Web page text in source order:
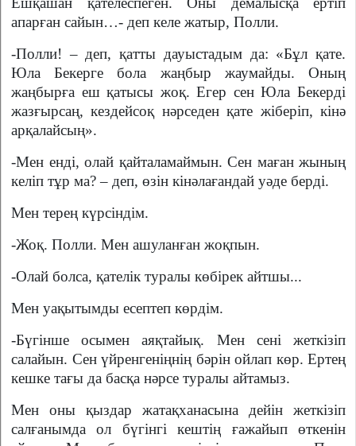
апарған сайын…- деп келе жатыр, Полли.
-Полли! – деп, қатты дауыстадым да: «Бұл қате.
Юла Бекерге бола жаңбыр жаумайды. Оның
жаңбырға еш қатысы жоқ. Егер сен Юла Бекерді
жазғырсаң, кездейсоқ нәрседен қате жіберіп, кінә
арқалайсың».
-Мен енді, олай қайталамаймын. Сен маған жының
келіп тұр ма? – деп, өзін кінәлағандай уәде берді.
Мен терең күрсіндім.
-Жоқ. Полли. Мен ашуланған жоқпын.
-Олай болса, қателік туралы көбірек айтшы...
Мен уақытымды есептеп көрдім.
-Бүгінше осымен аяқтайық. Мен сені жеткізіп
салайын. Сен үйренгеніңнің бәрін ойлап көр. Ертең
кешке тағы да басқа нәрсе туралы айтамыз.
Мен оны қыздар жатақханасына дейін жеткізіп
салғанымда ол бүгінгі кештің ғажайып өткенін